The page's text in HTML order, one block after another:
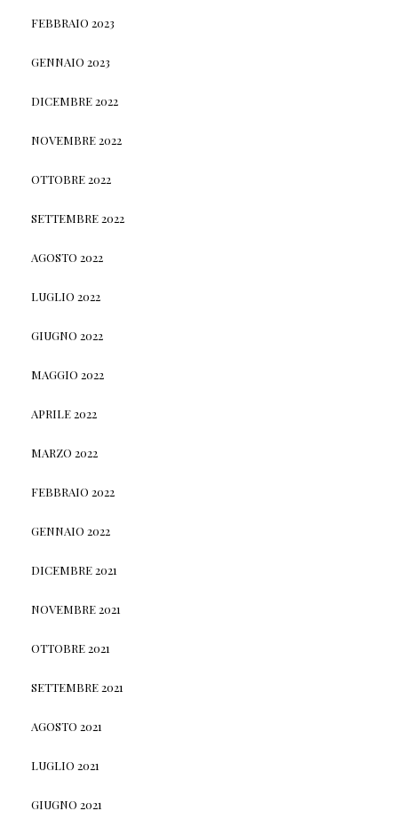
FEBBRAIO 2023
GENNAIO 2023
DICEMBRE 2022
NOVEMBRE 2022
OTTOBRE 2022
SETTEMBRE 2022
AGOSTO 2022
LUGLIO 2022
GIUGNO 2022
MAGGIO 2022
APRILE 2022
MARZO 2022
FEBBRAIO 2022
GENNAIO 2022
DICEMBRE 2021
NOVEMBRE 2021
OTTOBRE 2021
SETTEMBRE 2021
AGOSTO 2021
LUGLIO 2021
GIUGNO 2021